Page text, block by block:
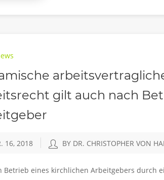
gilt auch nach
16, 2018 BY DR. CHRISTOPHER VON
Betrieb eines kirchlichen Arbeitgebers durch